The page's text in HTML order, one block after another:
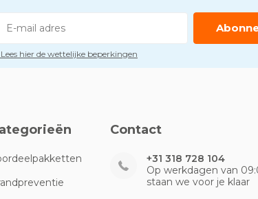
hier de wettelijke beperkingen
Contact
+31 318 728 104
Op werkdagen van
staan we voor je klaar